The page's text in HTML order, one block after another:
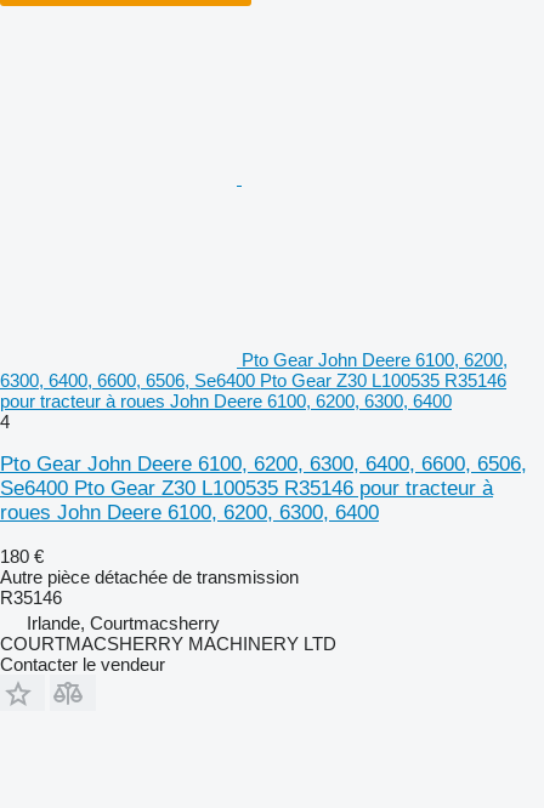
Pto Gear John Deere 6100, 6200,
6300, 6400, 6600, 6506, Se6400 Pto Gear Z30 L100535 R35146
pour tracteur à roues John Deere 6100, 6200, 6300, 6400
4
Pto Gear John Deere 6100, 6200, 6300, 6400, 6600, 6506,
Se6400 Pto Gear Z30 L100535 R35146 pour tracteur à
roues John Deere 6100, 6200, 6300, 6400
180 €
Autre pièce détachée de transmission
R35146
Irlande, Courtmacsherry
COURTMACSHERRY MACHINERY LTD
Contacter le vendeur